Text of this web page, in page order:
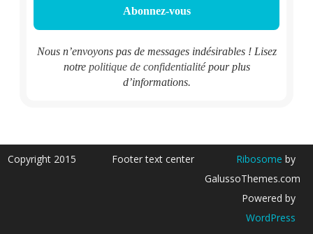
Nous n’envoyons pas de messages indésirables ! Lisez
notre politique de confidentialitépour plus
d’informations.
Copyright 2015 Footer text center Ribosome by
GalussoThemes.com
Powered by
WordPress